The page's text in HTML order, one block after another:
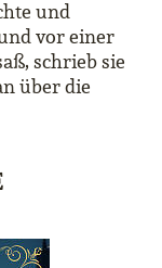
und
vor einer
schrieb sie
über die